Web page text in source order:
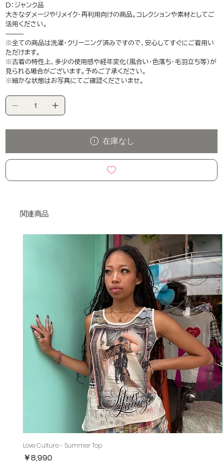
D：ジャンク品
大きなダメージやリメイク・再利用向けの商品。コレクションや素材としてご
活用ください。
⸻
※全ての商品は洗濯・クリーニング済みですので、安心してすぐにご着用い
ただけます。
※古着の特性上、多少の使用感や経年変化（風合い・色落ち・毛羽立ち等）が
見られる場合がございます。予めご了承ください。
※細かな状態はお写真にてご確認くださいませ。
在庫なし
関連商品
Love Culture - Summer Top
価格
￥8,990